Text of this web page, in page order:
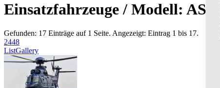
Einsatzfahrzeuge / Modell: AS-
Gefunden: 17 Einträge auf 1 Seite. Angezeigt: Eintrag 1 bis 17.
2448
ListGallery